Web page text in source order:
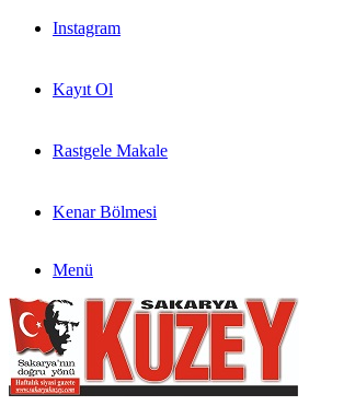
Instagram
Kayıt Ol
Rastgele Makale
Kenar Bölmesi
Menü